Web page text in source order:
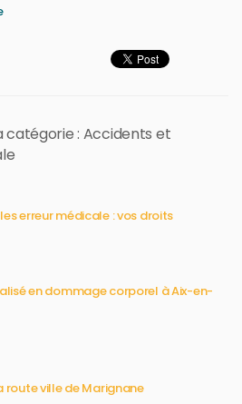
catégorie : Accidents et
erreur médicale : vos droits
en dommage corporel à Aix-en-
ville de Marignane